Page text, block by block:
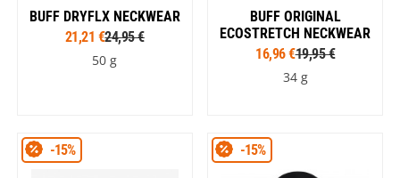
BUFF DRYFLX NECKWEAR
21,21 €24,95 €
50 g
BUFF ORIGINAL
ECOSTRETCH NECKWEAR
16,96 €19,95 €
34 g
-15% -15%